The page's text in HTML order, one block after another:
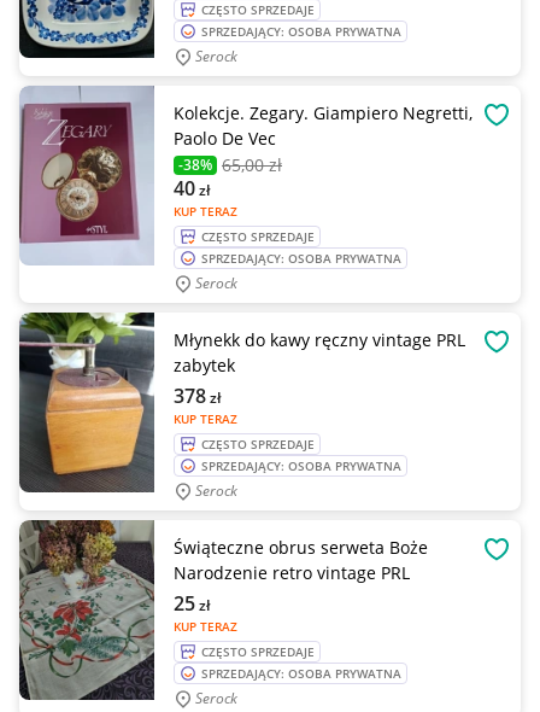
CZĘSTO SPRZEDAJE
SPRZEDAJĄCY: OSOBA PRYWATNA
Serock
Kolekcje. Zegary. Giampiero Negretti,
Paolo De Vec
-38% 65,00 zł
KUP TERAZ
40zł
CZĘSTO SPRZEDAJE
SPRZEDAJĄCY: OSOBA PRYWATNA
Serock
Młynekk do kawy ręczny vintage PRL
zabytek
KUP TERAZ
378zł
CZĘSTO SPRZEDAJE
SPRZEDAJĄCY: OSOBA PRYWATNA
Serock
Świąteczne obrus serweta Boże
Narodzenie retro vintage PRL
KUP TERAZ
25zł
CZĘSTO SPRZEDAJE
SPRZEDAJĄCY: OSOBA PRYWATNA
Serock